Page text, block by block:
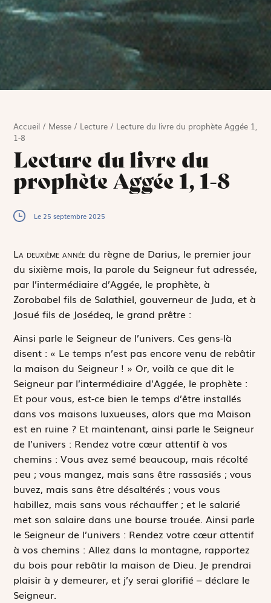
Accueil / Messe / Lecture / Lecture du livre du prophète Aggée 1,
1-8
Lecture du livre du
prophète Aggée 1, 1-8
Le 25 septembre 2025
La deuxième année du règne de Darius, le premier jour
du sixième mois, la parole du Seigneur fut adressée,
par l’intermédiaire d’Aggée, le prophète, à
Zorobabel fils de Salathiel, gouverneur de Juda, et à
Josué fils de Josédeq, le grand prêtre :
Ainsi parle le Seigneur de l’univers. Ces gens-là
disent : « Le temps n’est pas encore venu de rebâtir
la maison du Seigneur ! » Or, voilà ce que dit le
Seigneur par l’intermédiaire d’Aggée, le prophète :
Et pour vous, est-ce bien le temps d’être installés
dans vos maisons luxueuses, alors que ma Maison
est en ruine ? Et maintenant, ainsi parle le Seigneur
de l’univers : Rendez votre cœur attentif à vos
chemins : Vous avez semé beaucoup, mais récolté
peu ; vous mangez, mais sans être rassasiés ; vous
buvez, mais sans être désaltérés ; vous vous
habillez, mais sans vous réchauffer ; et le salarié
met son salaire dans une bourse trouée. Ainsi parle
le Seigneur de l’univers : Rendez votre cœur attentif
à vos chemins : Allez dans la montagne, rapportez
du bois pour rebâtir la maison de Dieu. Je prendrai
plaisir à y demeurer, et j’y serai glorifié – déclare le
Seigneur.